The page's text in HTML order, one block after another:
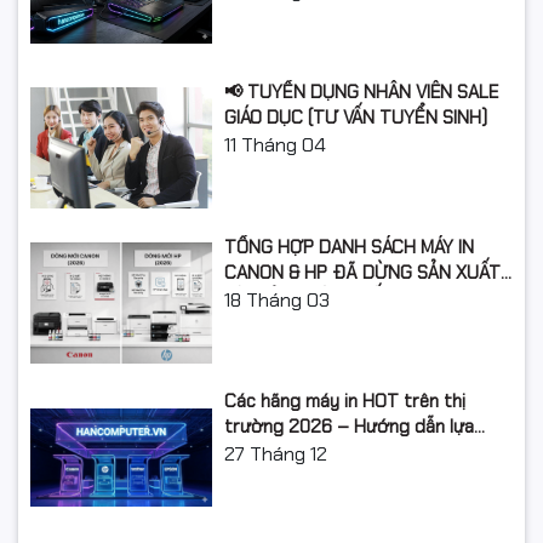
Loại ổ cứng SSD
Chuẩn giao
tiếp ổ cứng
M.2 NVMe PCIe 2242
Khe cắm ổ
cứng
2 khay M2 2242
Card đồ họa Intel UHD Graphics
Card tích hợp VGA onboard
Kích thước
màn hình
16 inch WUXGA
Độ phân giải WUXGA (1920x1200)
📢 TUYỂN DỤNG NHÂN VIÊN SALE
GIÁO DỤC (TƯ VẤN TUYỂN SINH)
11 Tháng 04
TỔNG HỢP DANH SÁCH MÁY IN
CANON & HP ĐÃ DỪNG SẢN XUẤT:
LỘ TRÌNH NÂNG CẤP 2026
18 Tháng 03
Các hãng máy in HOT trên thị
trường 2026 – Hướng dẫn lựa
chọn và so sánh chi tiết
27 Tháng 12